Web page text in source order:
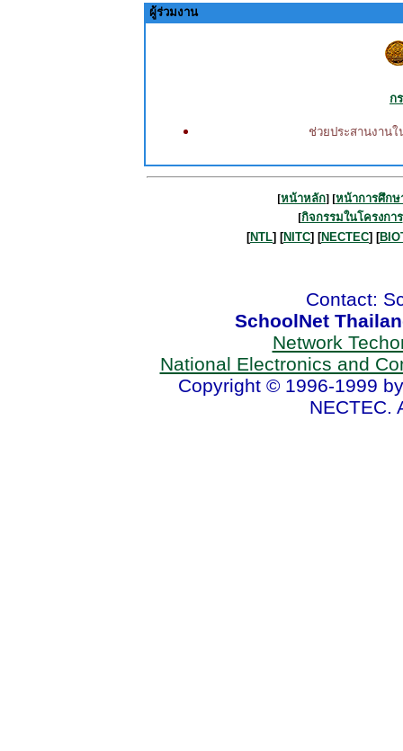
ผู้ร่วมงาน
ก
ช่วยประสานงาน
[หน้าหลัก] [หน้าการศึกษ
[กิจกรรมในโครงการ
[NTL] [NITC] [NECTEC] [
Contact:
SchoolNet
Network
National Electronics and
Copyright © 1996-1999
NECTEC.